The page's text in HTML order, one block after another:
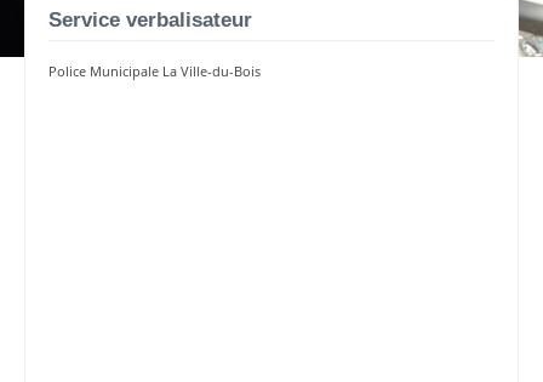
Service verbalisateur
Police Municipale La Ville-du-Bois